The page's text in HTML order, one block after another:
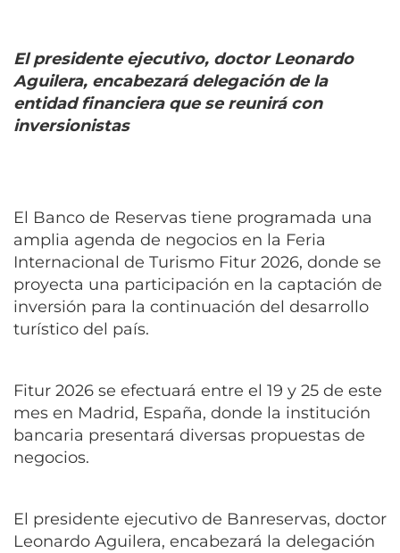
El presidente ejecutivo, doctor Leonardo
Aguilera, encabezará delegación de la
entidad financiera que se reunirá con
inversionistas
El Banco de Reservas tiene programada una
amplia agenda de negocios en la Feria
Internacional de Turismo Fitur 2026, donde se
proyecta una participación en la captación de
inversión para la continuación del desarrollo
turístico del país.
Fitur 2026 se efectuará entre el 19 y 25 de este
mes en Madrid, España, donde la institución
bancaria presentará diversas propuestas de
negocios.
El presidente ejecutivo de Banreservas, doctor
Leonardo Aguilera, encabezará la delegación